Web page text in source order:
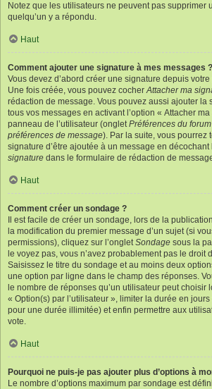
Notez que les utilisateurs ne peuvent pas supprimer
quelqu’un y a répondu.
Haut
Comment ajouter une signature à mes messages ?
Vous devez d’abord créer une signature depuis
Une fois créée, vous pouvez cocherAttacher ma
rédaction de message. Vous pouvez aussi ajouter la
tous vos messages en activant l’option « Attacher
panneau de l’utilisateur (ongletPréférences du
préférences de message). Par la suite, vous pourrez
signature d’être ajoutée à un message en
signature dans le formulaire de rédaction de
Haut
Comment créer un sondage ?
Il est facile de créer un sondage, lors de la
la modification du premier message d’un sujet (si
permissions), cliquez sur l’ongletSondage sous la
le voyez pas, vous n’avez probablement pas le droit
Saisissez le titre du sondage et au moins deux
une option par ligne dans le champ des réponses.
le nombre de réponses qu’un utilisateur peut choisir
« Option(s) par l’utilisateur », limiter la durée en
pour une durée illimitée) et enfin permettre aux
vote.
Haut
Pourquoi ne puis-je pas ajouter plus d’options à
Le nombre d’options maximum par sondage est